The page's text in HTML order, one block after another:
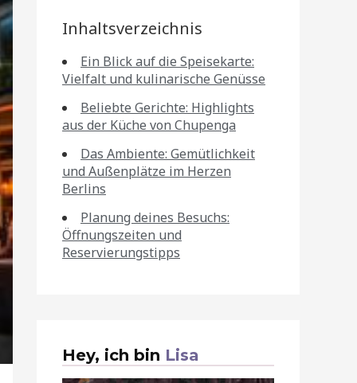
Inhaltsverzeichnis
Ein Blick auf die Speisekarte:
Vielfalt und kulinarische Genüsse
Beliebte Gerichte: Highlights
aus der Küche von Chupenga
Das Ambiente: Gemütlichkeit
und Außenplätze im Herzen
Berlins
Planung deines Besuchs:
Öffnungszeiten und
Reservierungstipps
Hey, ich bin Lisa